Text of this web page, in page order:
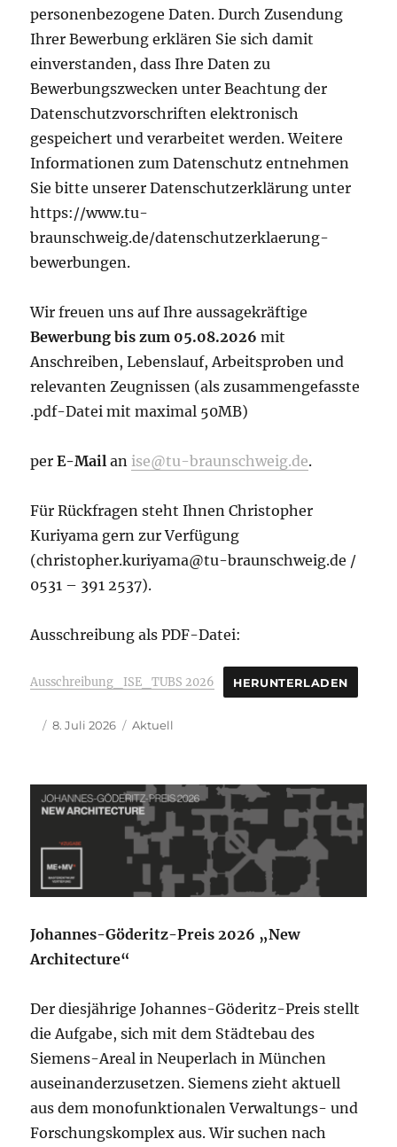
personenbezogene Daten. Durch Zusendung
Ihrer Bewerbung erklären Sie sich damit
einverstanden, dass Ihre Daten zu
Bewerbungszwecken unter Beachtung der
Datenschutzvorschriften elektronisch
gespeichert und verarbeitet werden. Weitere
Informationen zum Datenschutz entnehmen
Sie bitte unserer Datenschutzerklärung unter
https://www.tu-
braunschweig.de/datenschutzerklaerung-
bewerbungen.
Wir freuen uns auf Ihre aussagekräftige
Bewerbung bis zum 05.08.2026 mit
Anschreiben, Lebenslauf, Arbeitsproben und
relevanten Zeugnissen (als zusammengefasste
.pdf-Datei mit maximal 50MB)
perE-Mailan ise@tu-braunschweig.de.
Für Rückfragen steht Ihnen Christopher
Kuriyama gern zur Verfügung
(christopher.kuriyama@tu-braunschweig.de /
0531 – 391 2537).
Ausschreibung als PDF-Datei:
Ausschreibung_ISE_TUBS 2026 HERUNTERLADEN
Autor
Veröffentlicht
8. Juli 2026 Kategorien
Aktuell
Johannes-Göderitz-Preis 2026 „New
Architecture“
Der diesjährige Johannes-Göderitz-Preis stellt
die Aufgabe, sich mit dem Städtebau des
Siemens-Areal in Neuperlach in München
auseinanderzusetzen. Siemens zieht aktuell
aus dem monofunktionalen Verwaltungs- und
Forschungskomplex aus. Wir suchen nach